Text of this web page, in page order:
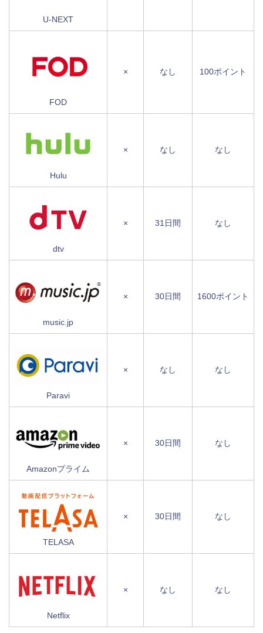
U-NEXT
FOD
× なし 100ポイント
Hulu
× なし なし
dtv
× 31日間 なし
music.jp
× 30日間 1600ポイント
Paravi
× なし なし
Amazonプライム
× 30日間 なし
TELASA
× 30日間 なし
Netflix
× なし なし